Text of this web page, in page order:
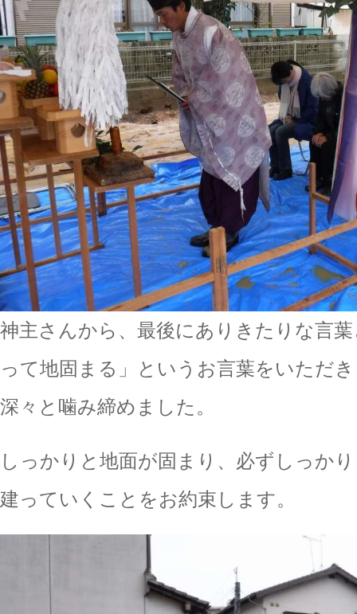
神主さんから、最後にありきたりな言
って地固まる」というお言葉をいただ
深々と噛み締めました。
しっかりと地面が固まり、必ずしっか
建っていくことをお約束します。